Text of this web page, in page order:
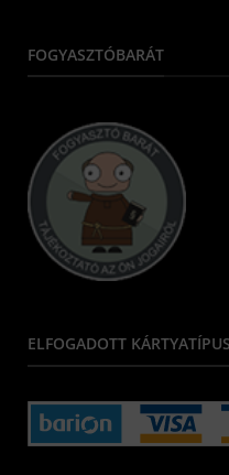
FOGYASZTÓBARÁT
ELFOGADOTT